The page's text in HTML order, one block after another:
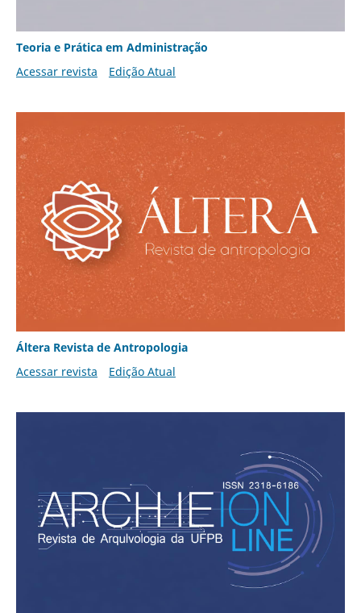
Teoria e Prática em Administração
Acessar revista
Edição Atual
Áltera Revista de Antropologia
Acessar revista
Edição Atual